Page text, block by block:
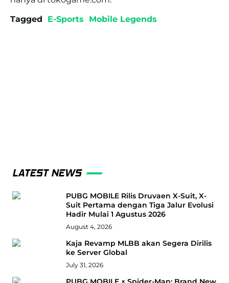
Tagged
E-Sports Mobile Legends
LATEST NEWS
PUBG MOBILE Rilis Druvaen X-Suit, X-
Suit Pertama dengan Tiga Jalur Evolusi
Hadir Mulai 1 Agustus 2026
August 4, 2026
Kaja Revamp MLBB akan Segera Dirilis
ke Server Global
July 31, 2026